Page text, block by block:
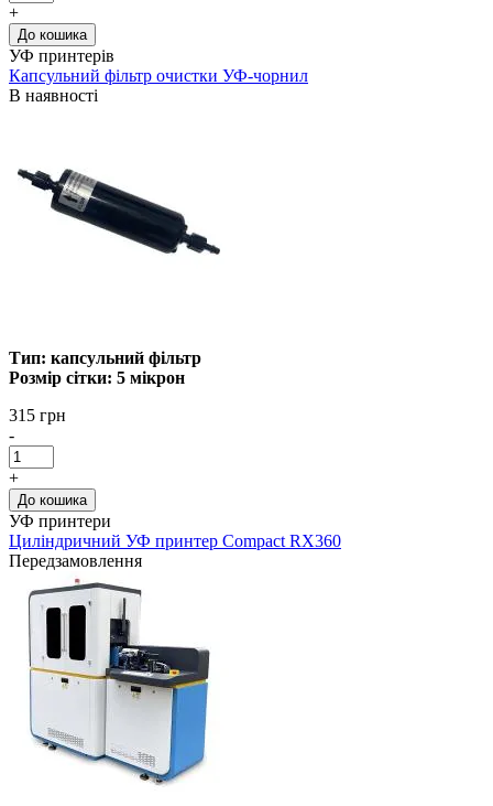
+
До кошика
УФ принтерів
Капсульний фільтр очистки УФ-чорнил
В наявності
Тип: капсульний фільтр
Розмір сітки: 5 мікрон
315 грн
-
+
До кошика
УФ принтери
Циліндричний УФ принтер Compact RX360
Передзамовлення